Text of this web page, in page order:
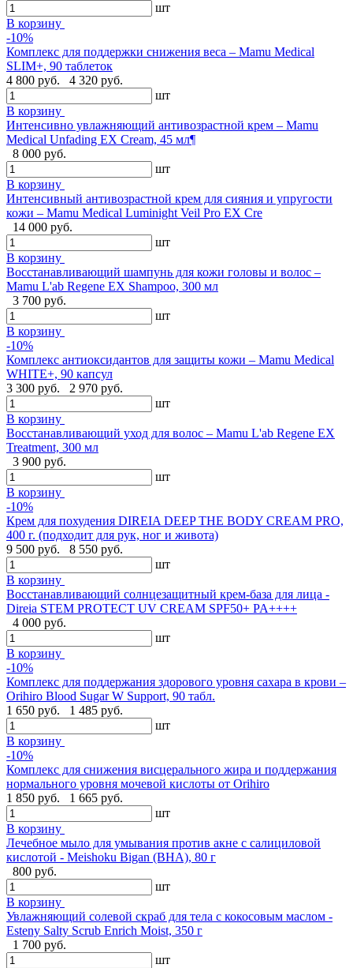
шт
В корзину
-10%
Комплекс для поддержки снижения веса – Mamu Medical
SLIM+, 90 таблеток
4 800 руб.
4 320 руб.
шт
В корзину
Интенсивно увлажняющий антивозрастной крем – Mamu
Medical Unfading EX Cream, 45 мл¶
8 000 руб.
шт
В корзину
Интенсивный антивозрастной крем для сияния и упругости
кожи – Mamu Medical Luminight Veil Pro EX Cre
14 000 руб.
шт
В корзину
Восстанавливающий шампунь для кожи головы и волос –
Mamu L'ab Regene EX Shampoo, 300 мл
3 700 руб.
шт
В корзину
-10%
Комплекс антиоксидантов для защиты кожи – Mamu Medical
WHITE+, 90 капсул
3 300 руб.
2 970 руб.
шт
В корзину
Восстанавливающий уход для волос – Mamu L'ab Regene EX
Treatment, 300 мл
3 900 руб.
шт
В корзину
-10%
Крем для похудения DIREIA DEEP THE BODY CREAM PRO,
400 г. (подходит для рук, ног и живота)
9 500 руб.
8 550 руб.
шт
В корзину
Восстанавливающий солнцезащитный крем-база для лица -
Direia STEM PROTECT UV CREAM SPF50+ PA++++
4 000 руб.
шт
В корзину
-10%
Комплекс для поддержания здорового уровня сахара в крови –
Orihiro Blood Sugar W Support, 90 табл.
1 650 руб.
1 485 руб.
шт
В корзину
-10%
Комплекс для снижения висцерального жира и поддержания
нормального уровня мочевой кислоты от Orihiro
1 850 руб.
1 665 руб.
шт
В корзину
Лечебное мыло для умывания против акне с салициловой
кислотой - Meishoku Bigan (BHA), 80 г
800 руб.
шт
В корзину
Увлажняющий солевой скраб для тела с кокосовым маслом -
Esteny Salty Scrub Enrich Moist, 350 г
1 700 руб.
шт